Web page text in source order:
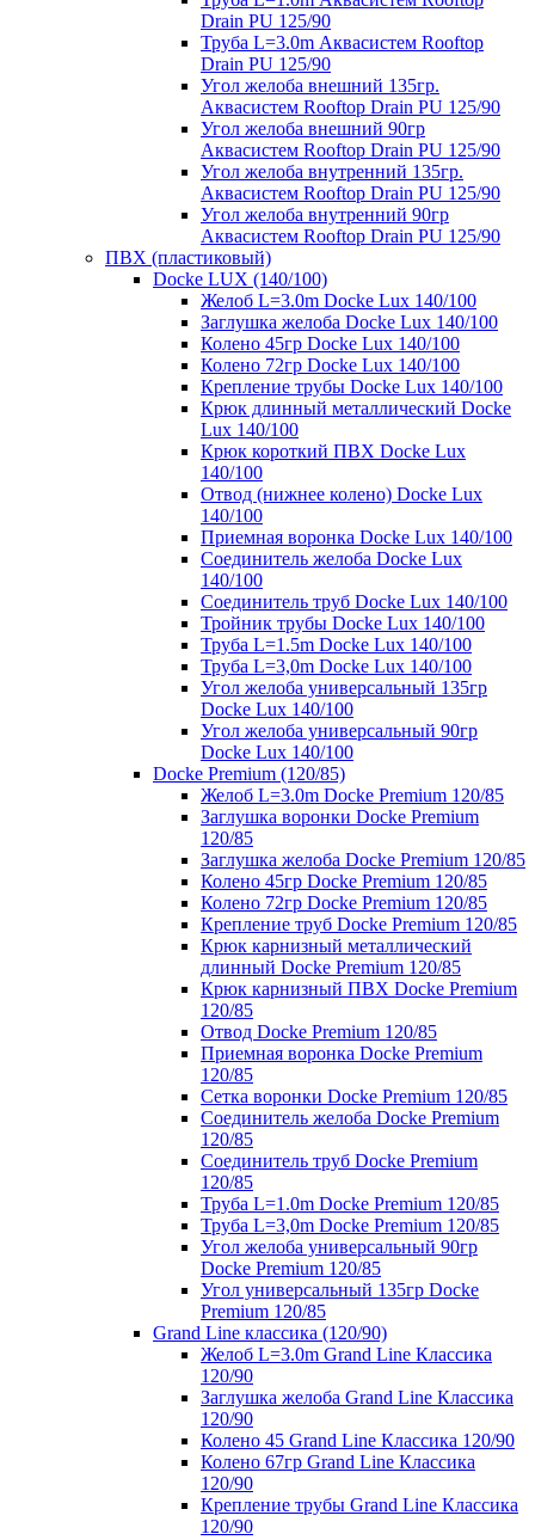
Drain PU 125/90
Труба L=3.0m Аквасистем Rooftop
Drain PU 125/90
Угол желоба внешний 135гр.
Аквасистем Rooftop Drain PU 125/90
Угол желоба внешний 90гр
Аквасистем Rooftop Drain PU 125/90
Угол желоба внутренний 135гр.
Аквасистем Rooftop Drain PU 125/90
Угол желоба внутренний 90гр
Аквасистем Rooftop Drain PU 125/90
ПВХ (пластиковый)
Docke LUX (140/100)
Желоб L=3.0m Docke Lux 140/100
Заглушка желоба Docke Lux 140/100
Колено 45гр Docke Lux 140/100
Колено 72гр Docke Lux 140/100
Крепление трубы Docke Lux 140/100
Крюк длинный металлический Docke
Lux 140/100
Крюк короткий ПВХ Docke Lux
140/100
Отвод (нижнее колено) Docke Lux
140/100
Приемная воронка Docke Lux 140/100
Соединитель желоба Docke Lux
140/100
Соединитель труб Docke Lux 140/100
Тройник трубы Docke Lux 140/100
Труба L=1.5m Docke Lux 140/100
Труба L=3,0m Docke Lux 140/100
Угол желоба универсальный 135гр
Docke Lux 140/100
Угол желоба универсальный 90гр
Docke Lux 140/100
Docke Premium (120/85)
Желоб L=3.0m Docke Premium 120/85
Заглушка воронки Docke Premium
120/85
Заглушка желоба Docke Premium 120/85
Колено 45гр Docke Premium 120/85
Колено 72гр Docke Premium 120/85
Крепление труб Docke Premium 120/85
Крюк карнизный металлический
длинный Docke Premium 120/85
Крюк карнизный ПВХ Docke Premium
120/85
Отвод Docke Premium 120/85
Приемная воронка Docke Premium
120/85
Сетка воронки Docke Premium 120/85
Соединитель желоба Docke Premium
120/85
Соединитель труб Docke Premium
120/85
Труба L=1.0m Docke Premium 120/85
Труба L=3,0m Docke Premium 120/85
Угол желоба универсальный 90гр
Docke Premium 120/85
Угол универсальный 135гр Docke
Premium 120/85
Grand Line классика (120/90)
Желоб L=3.0m Grand Line Классика
120/90
Заглушка желоба Grand Line Классика
120/90
Колено 45 Grand Line Классика 120/90
Колено 67гр Grand Line Классика
120/90
Крепление трубы Grand Line Классика
120/90